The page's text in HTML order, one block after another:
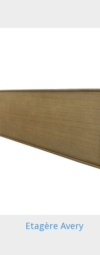
Etagère Avery